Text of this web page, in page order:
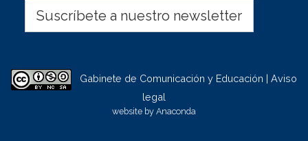
Suscríbete a nuestro newsletter
Gabinete de Comunicación y Educación | Aviso
legal
website by Anaconda